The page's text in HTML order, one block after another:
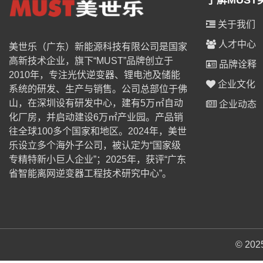
美世乐（广东）新能源科技有限公司是国家
高新技术企业，旗下“MUST”品牌创立于
2010年，专注光伏逆变器、锂电池及储能
系统的研发、生产与销售。公司总部位于佛
山，在深圳设有研发中心，建有5万㎡自动
化厂房，并启动建设6万㎡产业园。产品销
往全球100多个国家和地区。2024年，美世
乐设立多个海外子公司，被认定为“国家级
专精特新小巨人企业”；2025年，获评“广东
省智能离网逆变器工程技术研究中心”。
关于我们
人才中心
品牌诠释
企业文化
企业动态
©